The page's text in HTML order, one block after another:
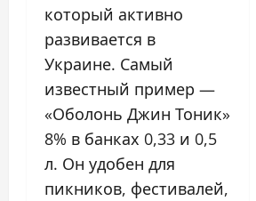
который активно
развивается в
Украине. Самый
известный пример —
«Оболонь Джин Тоник»
8% в банках 0,33 и 0,5
л. Он удобен для
пикников, фестивалей,